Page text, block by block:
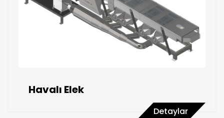
Havalı Elek
Detaylar